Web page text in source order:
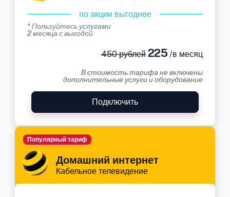
по акции выгоднее
* Пользуйтесь услугами
2 месяца с выгодой
450 рублей225 /в месяц
В стоимость тарифа не включены
дополнительные услуги и оборудование
Подключить
Домашний интернет
Кабельное телевидение
Популярный тариф